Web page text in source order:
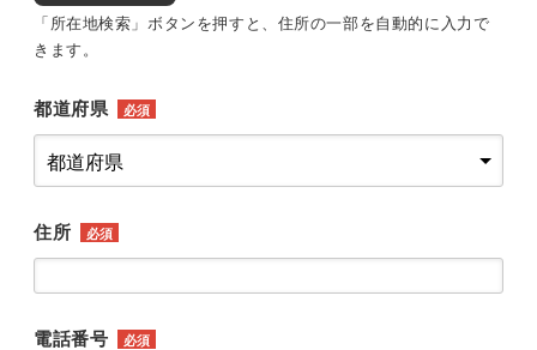
「所在地検索」ボタンを押すと、住所の一部を自動的に入力で
きます。
都道府県 必須
住所 必須
電話番号 必須